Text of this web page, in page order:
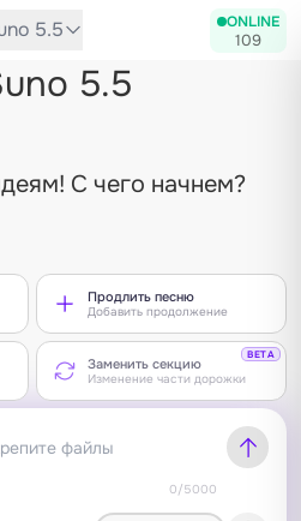
5.5 ONLINE
109
5.5
С чего начнем?
Продлить песню
Добавить продолжение
Заменить секцию
Изменение части дорожки
BETA
0/5000